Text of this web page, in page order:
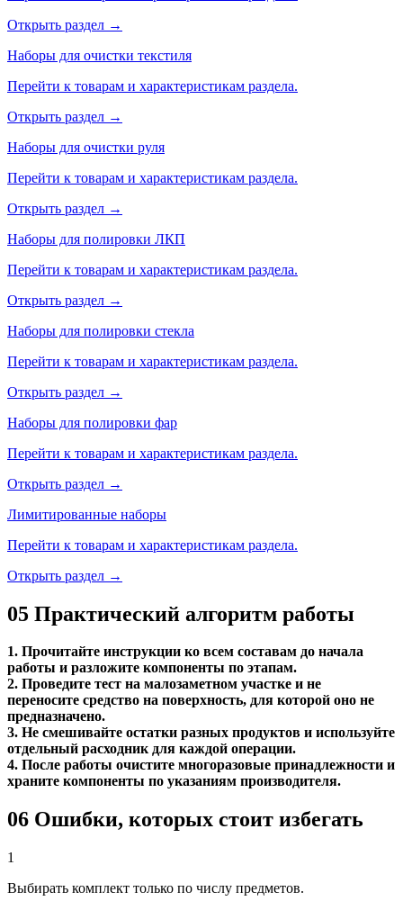
Открыть раздел →
Наборы для очистки текстиля
Перейти к товарам и характеристикам раздела.
Открыть раздел →
Наборы для очистки руля
Перейти к товарам и характеристикам раздела.
Открыть раздел →
Наборы для полировки ЛКП
Перейти к товарам и характеристикам раздела.
Открыть раздел →
Наборы для полировки стекла
Перейти к товарам и характеристикам раздела.
Открыть раздел →
Наборы для полировки фар
Перейти к товарам и характеристикам раздела.
Открыть раздел →
Лимитированные наборы
Перейти к товарам и характеристикам раздела.
Открыть раздел →
05 Практический алгоритм работы
1. Прочитайте инструкции ко всем составам до начала
работы и разложите компоненты по этапам.
2. Проведите тест на малозаметном участке и не
переносите средство на поверхность, для которой оно не
предназначено.
3. Не смешивайте остатки разных продуктов и используйте
отдельный расходник для каждой операции.
4. После работы очистите многоразовые принадлежности и
храните компоненты по указаниям производителя.
06 Ошибки, которых стоит избегать
1
Выбирать комплект только по числу предметов.